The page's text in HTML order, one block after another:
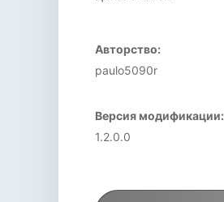
Авторство:
paulo5090r
Версия модификации:
1.2.0.0